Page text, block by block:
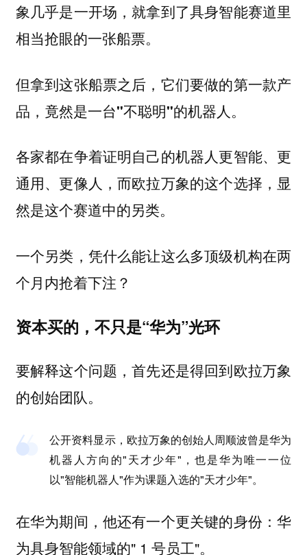
象几乎是一开场，就拿到了具身智能赛道里
相当抢眼的一张船票。
但拿到这张船票之后，它们要做的第一款产
品，竟然是一台"不聪明"的机器人。
各家都在争着证明自己的机器人更智能、更
通用、更像人，而欧拉万象的这个选择，显
然是这个赛道中的另类。
一个另类，凭什么能让这么多顶级机构在两
个月内抢着下注？
资本买的，不只是“华为”光环
要解释这个问题，首先还是得回到欧拉万象
的创始团队。
公开资料显示，欧拉万象的创始人周顺波曾是华为
机器人方向的"天才少年"，也是华为唯一一位
以"智能机器人"作为课题入选的"天才少年"。
在华为期间，他还有一个更关键的身份：华
为具身智能领域的" 1 号员工"。